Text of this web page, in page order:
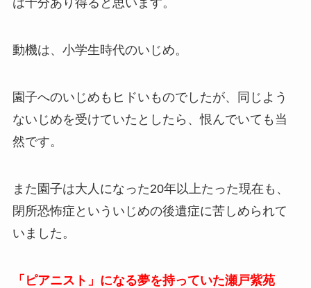
は十分あり得ると思います。
動機は、小学生時代のいじめ。
園子へのいじめもヒドいものでしたが、同じよう
ないじめを受けていたとしたら、恨んでいても当
然です。
また園子は大人になった20年以上たった現在も、
閉所恐怖症といういじめの後遺症に苦しめられて
いました。
「ピアニスト」になる夢を持っていた瀬戸紫苑